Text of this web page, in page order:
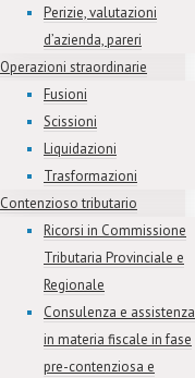
Perizie, valutazioni
d’azienda, pareri
Operazioni straordinarie
Fusioni
Scissioni
Liquidazioni
Trasformazioni
Contenzioso tributario
Ricorsi in Commissione
Tributaria Provinciale e
Regionale
Consulenza e assistenza
in materia fiscale in fase
pre-contenziosa e